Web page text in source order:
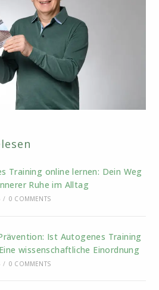
Training online lernen: Dein Weg
Ruhe im Alltag
/ 0 COMMENTS
Ist Autogenes Training
wissenschaftliche Einordnung
/ 0 COMMENTS